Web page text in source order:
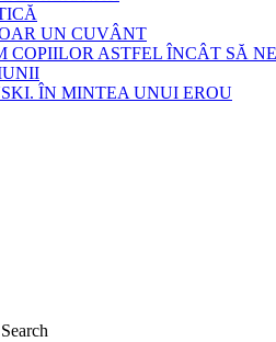
UN CUVÂNT
COPIILOR ASTFEL ÎNCÂT SĂ
ÎN MINTEA UNUI EROU
Search